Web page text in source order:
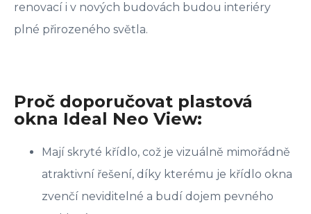
renovací i v nových budovách budou interiéry
plné přirozeného světla.
Proč doporučovat plastová
okna Ideal Neo View:
Mají skryté křídlo, což je vizuálně mimořádně
atraktivní řešení, díky kterému je křídlo okna
zvenčí neviditelné a budí dojem pevného